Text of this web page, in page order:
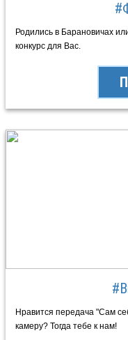
Родились в Барановичах
конкурс для Вас.
Нравится передача "Сам
камеру? Тогда тебе к нам!